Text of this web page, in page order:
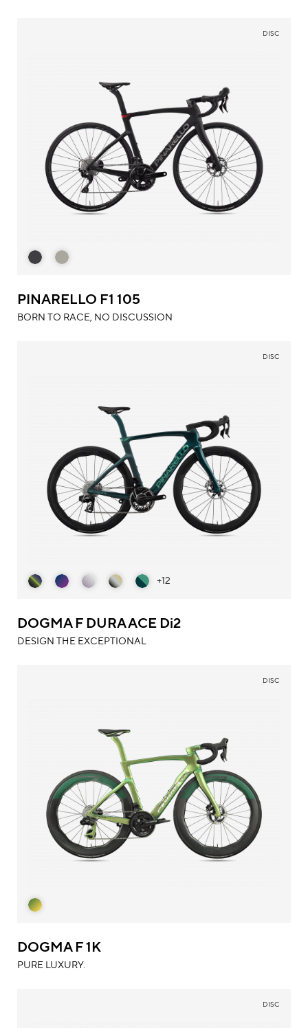
DISC
PINARELLO F1 105
BORN TO RACE, NO DISCUSSION
DISC
+12
DOGMA F DURA ACE Di2
DESIGN THE EXCEPTIONAL
DISC
DOGMA F 1K
PURE LUXURY.
DISC